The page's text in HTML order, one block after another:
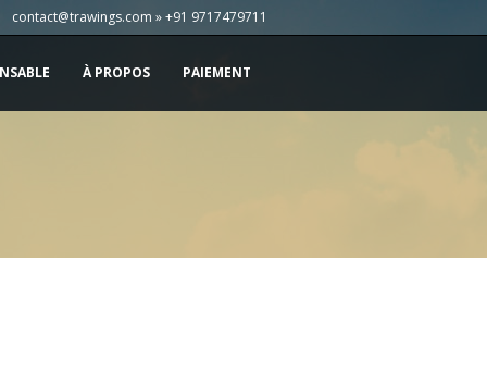
contact@trawings.com » +91 9717479711
À PROPOS PAIEMENT